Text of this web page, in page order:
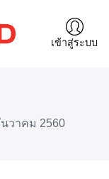
เข้าสู่ระบบ
วาคม 2560